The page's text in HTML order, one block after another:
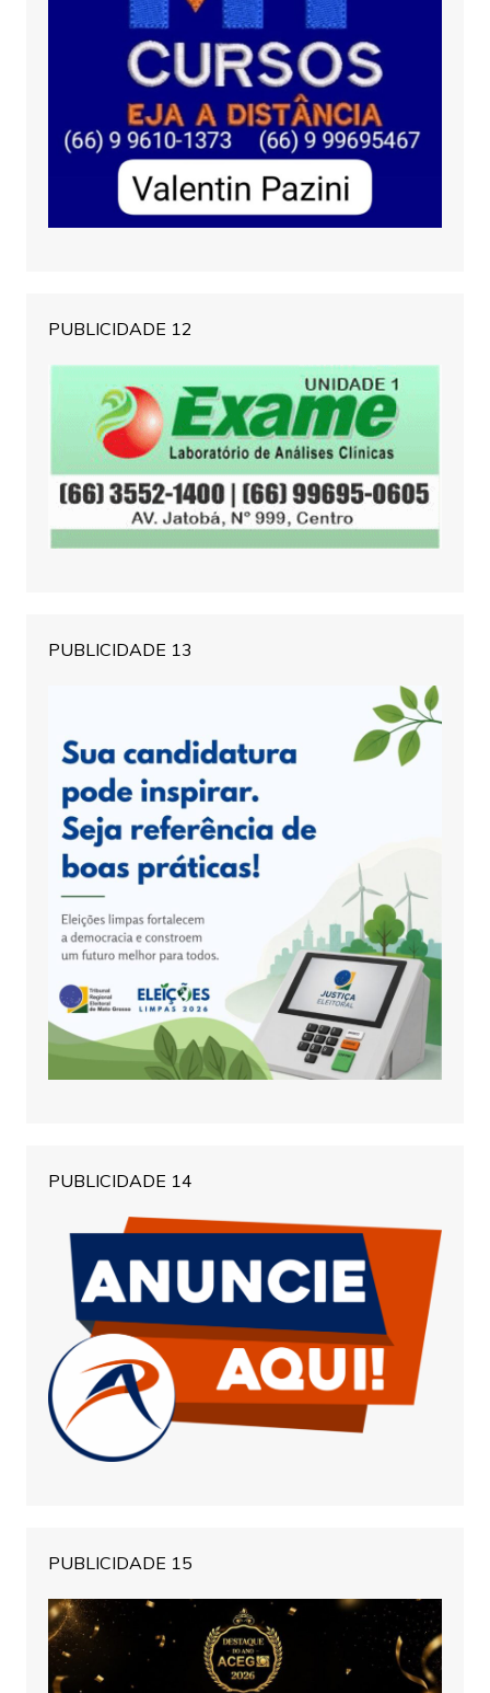
PUBLICIDADE 12
PUBLICIDADE 13
PUBLICIDADE 14
PUBLICIDADE 15